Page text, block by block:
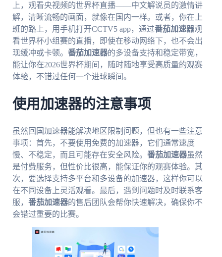
上，观看央视频的世界杯直播——中文解说员的激情讲
解，清晰流畅的画面，就像在国内一样。或者，你在上
班的路上，用手机打开CCTV5 app，通过番茄加速器观
看世界杯小组赛的直播，即使在移动网络下，也不会出
现缓冲或卡顿。 番茄加速器的多设备支持和稳定带宽，
能让你在2026世界杯期间，随时随地享受高质量的观赛
体验，不错过任何一个进球瞬间。
使用加速器的注意事项
虽然回国加速器能解决地区限制问题，但也有一些注意
事项：首先，不要使用免费的加速器，它们通常速度
慢、不稳定，而且可能存在安全风险。 番茄加速器虽然
是付费服务，但性价比很高，能保证你的观赛体验。其
次，要选择支持多平台和多设备的加速器，这样你可以
在不同设备上灵活观看。最后，遇到问题时及时联系客
服， 番茄加速器的售后团队会帮你快速解决，确保你不
会错过重要的比赛。